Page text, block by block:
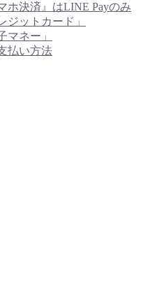
ホ決済』はLINE Payのみ
ジットカード」
マネー」
払い方法